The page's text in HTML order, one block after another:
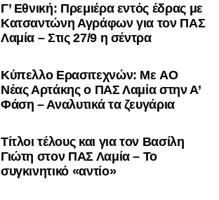
Γ’ Εθνική: Πρεμιέρα εντός έδρας με
Κατσαντώνη Αγράφων για τον ΠΑΣ
Λαμία – Στις 27/9 η σέντρα
Kύπελλο Ερασιτεχνών: Με AO
Nέας Αρτάκης ο ΠΑΣ Λαμία στην Α’
Φάση – Αναλυτικά τα ζευγάρια
Τίτλοι τέλους και για τον Βασίλη
Γιώτη στον ΠΑΣ Λαμία – Το
συγκινητικό «αντίο»